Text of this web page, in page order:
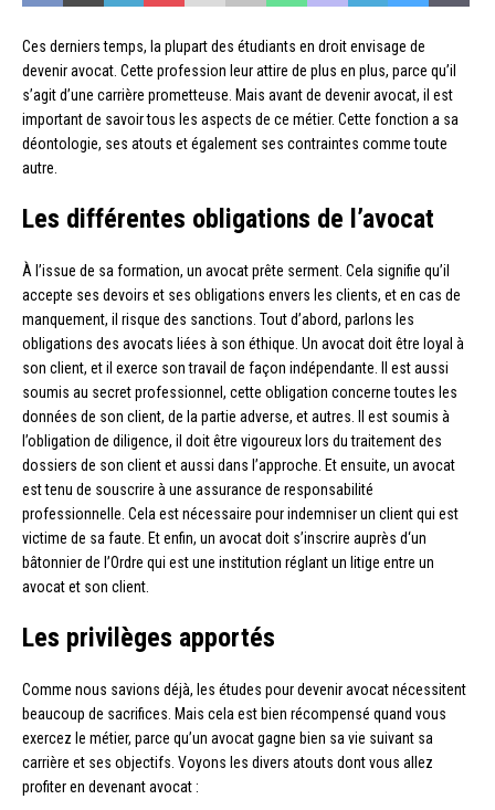
Ces derniers temps, la plupart des étudiants en droit envisage de
devenir avocat. Cette profession leur attire de plus en plus, parce qu’il
s’agit d’une carrière prometteuse. Mais avant de devenir avocat, il est
important de savoir tous les aspects de ce métier. Cette fonction a sa
déontologie, ses atouts et également ses contraintes comme toute
autre.
Les différentes obligations de l’avocat
À l’issue de sa formation, un avocat prête serment. Cela signifie qu’il
accepte ses devoirs et ses obligations envers les clients, et en cas de
manquement, il risque des sanctions. Tout d’abord, parlons les
obligations des avocats liées à son éthique. Un avocat doit être loyal à
son client, et il exerce son travail de façon indépendante. Il est aussi
soumis au secret professionnel, cette obligation concerne toutes les
données de son client, de la partie adverse, et autres. Il est soumis à
l’obligation de diligence, il doit être vigoureux lors du traitement des
dossiers de son client et aussi dans l’approche. Et ensuite, un avocat
est tenu de souscrire à une assurance de responsabilité
professionnelle. Cela est nécessaire pour indemniser un client qui est
victime de sa faute. Et enfin, un avocat doit s’inscrire auprès d‘un
bâtonnier de l’Ordre qui est une institution réglant un litige entre un
avocat et son client.
Les privilèges apportés
Comme nous savions déjà, les études pour devenir avocat nécessitent
beaucoup de sacrifices. Mais cela est bien récompensé quand vous
exercez le métier, parce qu’un avocat gagne bien sa vie suivant sa
carrière et ses objectifs. Voyons les divers atouts dont vous allez
profiter en devenant avocat :